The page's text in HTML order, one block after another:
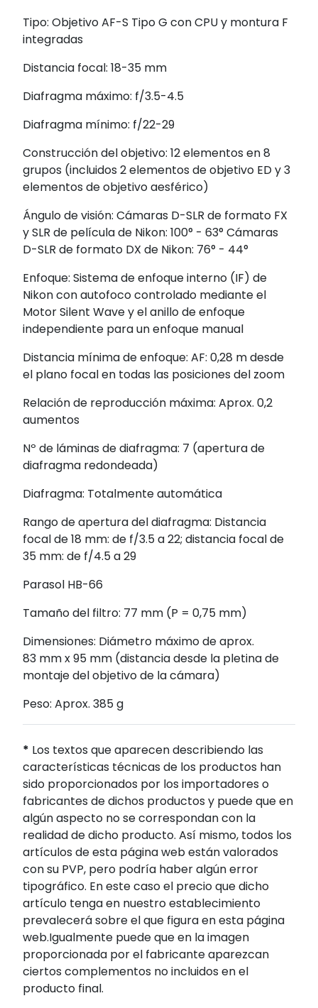
Tipo: Objetivo AF-S Tipo G con CPU y montura F
integradas
Distancia focal: 18-35 mm
Diafragma máximo: f/3.5-4.5
Diafragma mínimo: f/22-29
Construcción del objetivo: 12 elementos en 8
grupos (incluidos 2 elementos de objetivo ED y 3
elementos de objetivo aesférico)
Ángulo de visión: Cámaras D-SLR de formato FX
y SLR de película de Nikon: 100° - 63° Cámaras
D-SLR de formato DX de Nikon: 76° - 44°
Enfoque: Sistema de enfoque interno (IF) de
Nikon con autofoco controlado mediante el
Motor Silent Wave y el anillo de enfoque
independiente para un enfoque manual
Distancia mínima de enfoque: AF: 0,28 m desde
el plano focal en todas las posiciones del zoom
Relación de reproducción máxima: Aprox. 0,2
aumentos
Nº de láminas de diafragma: 7 (apertura de
diafragma redondeada)
Diafragma: Totalmente automática
Rango de apertura del diafragma: Distancia
focal de 18 mm: de f/3.5 a 22; distancia focal de
35 mm: de f/4.5 a 29
Parasol HB-66
Tamaño del filtro: 77 mm (P = 0,75 mm)
Dimensiones: Diámetro máximo de aprox.
83 mm x 95 mm (distancia desde la pletina de
montaje del objetivo de la cámara)
Peso: Aprox. 385 g
* Los textos que aparecen describiendo las
características técnicas de los productos han
sido proporcionados por los importadores o
fabricantes de dichos productos y puede que en
algún aspecto no se correspondan con la
realidad de dicho producto. Así mismo, todos los
artículos de esta página web están valorados
con su PVP, pero podría haber algún error
tipográfico. En este caso el precio que dicho
artículo tenga en nuestro establecimiento
prevalecerá sobre el que figura en esta página
web.Igualmente puede que en la imagen
proporcionada por el fabricante aparezcan
ciertos complementos no incluidos en el
producto final.